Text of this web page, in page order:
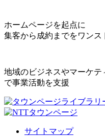
ホームページを起点に
集客から成約までをワンス
地域のビジネスやマーケ
で事業活動を支援
サイトマップ